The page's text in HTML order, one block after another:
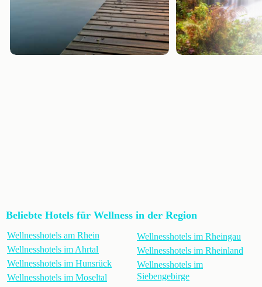
Beliebte Hotels für Wellness in der Region
Wellnesshotels am Rhein
Wellnesshotels im Ahrtal
Wellnesshotels im Hunsrück
Wellnesshotels im Moseltal
Wellnesshotels im Rheingau
Wellnesshotels im Rheinland
Wellnesshotels im
Siebengebirge